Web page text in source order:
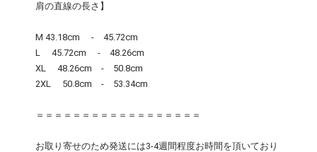
肩の直線の長さ】
M 43.18cm - 45.72cm
L 45.72cm - 48.26cm
XL 48.26cm - 50.8cm
2XL 50.8cm - 53.34cm
＝＝＝＝＝＝＝＝＝＝＝＝＝＝＝＝＝＝
お取り寄せのため発送には3-4週間程度お時間を頂いており